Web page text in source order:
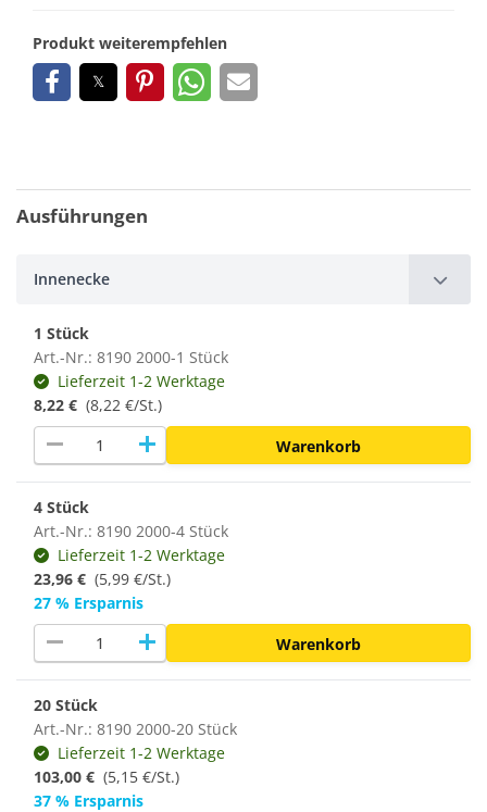
Produkt weiterempfehlen
Ausführungen
Innenecke
1 Stück
Art.-Nr.: 8190 2000-1 Stück
Lieferzeit 1-2 Werktage
8,22 € (8,22 €/St.)
remove add Warenkorb
4 Stück
Art.-Nr.: 8190 2000-4 Stück
Lieferzeit 1-2 Werktage
23,96 € (5,99 €/St.)
27 % Ersparnis
remove add Warenkorb
20 Stück
Art.-Nr.: 8190 2000-20 Stück
Lieferzeit 1-2 Werktage
103,00 € (5,15 €/St.)
37 % Ersparnis